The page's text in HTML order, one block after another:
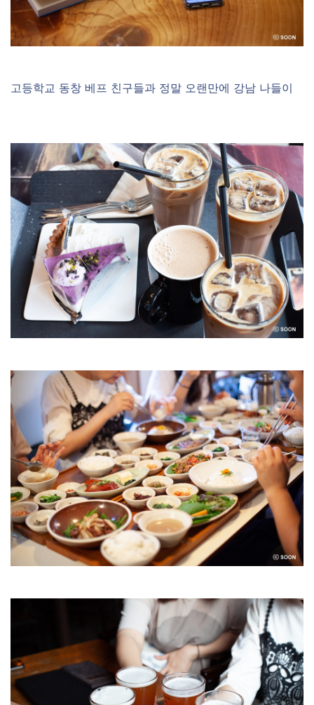
고등학교 동창 베프 친구들과 정말 오랜만에 강남 나들이